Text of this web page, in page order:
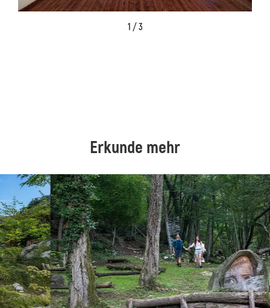
1 / 3
Erkunde mehr